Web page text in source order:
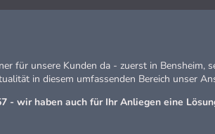
für unsere Kunden da - zuerst in Bensheim,
in diesem umfassenden Bereich unser
- wir haben auch für Ihr Anliegen eine